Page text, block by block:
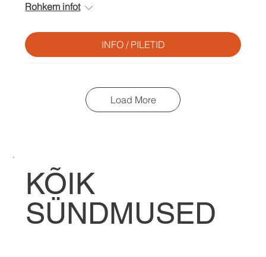
Rohkem infot
INFO / PILETID
Load More
KÕIK
SÜNDMUSED